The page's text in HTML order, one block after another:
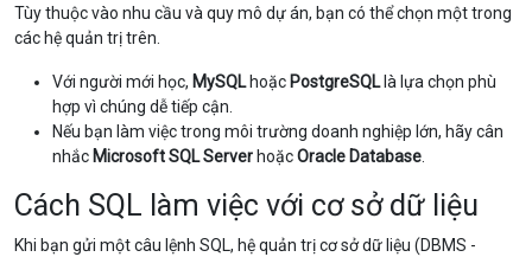
Tùy thuộc vào nhu cầu và quy mô dự án, bạn có thể chọn một trong
các hệ quản trị trên.
Với người mới học, MySQLhoặc PostgreSQLlà lựa chọn phù
hợp vì chúng dễ tiếp cận.
Nếu bạn làm việc trong môi trường doanh nghiệp lớn, hãy cân
nhắc Microsoft SQL Server hoặcOracle Database
Cách SQL làm việc với cơ sở dữ liệu
Khi bạn gửi một câu lệnh SQL, hệ quản trị cơ sở dữ liệu (DBMS -